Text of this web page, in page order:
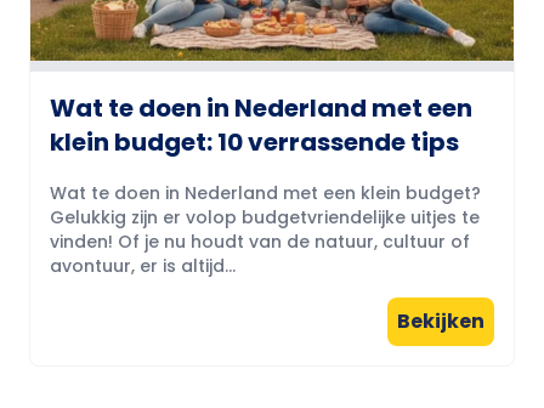
Wat te doen in Nederland met een
klein budget: 10 verrassende tips
Wat te doen in Nederland met een klein budget?
Gelukkig zijn er volop budgetvriendelijke uitjes te
vinden! Of je nu houdt van de natuur, cultuur of
avontuur, er is altijd...
Bekijken